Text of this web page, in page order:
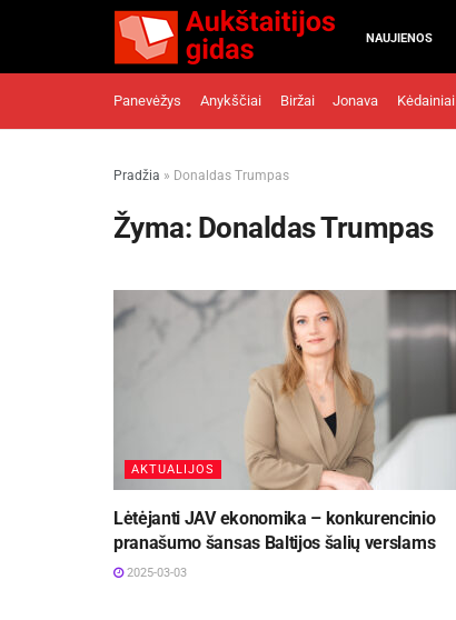
NAUJIENOS
Panevėžys Anykščiai Biržai Jonava Kėdainiai
Pradžia » Donaldas Trumpas
Žyma: Donaldas Trumpas
AKTUALIJOS
Lėtėjanti JAV ekonomika – konkurencinio
pranašumo šansas Baltijos šalių verslams
2025-03-03